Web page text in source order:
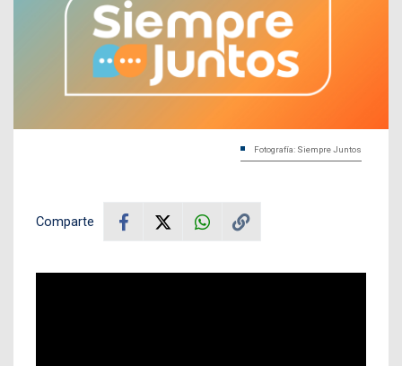
Fotografía: Siempre Juntos
Comparte